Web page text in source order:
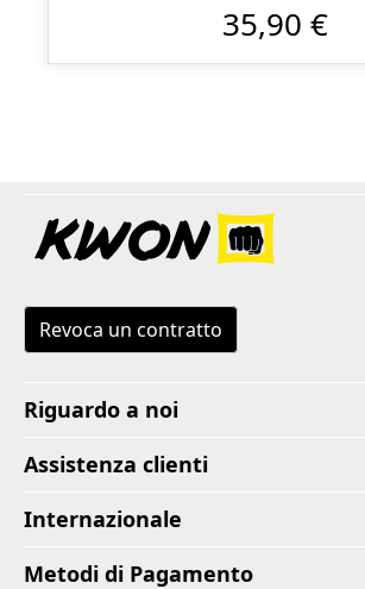
35,90 €
Revoca un contratto
Riguardo a noi
Assistenza clienti
Internazionale
Metodi di Pagamento